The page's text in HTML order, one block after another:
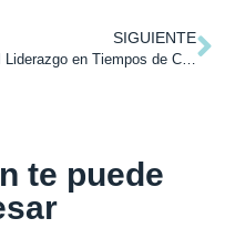
SIGUIENTE
El Liderazgo en Tiempos de Crecimiento: Superando Los Desafíos Del Éxito.
te puede